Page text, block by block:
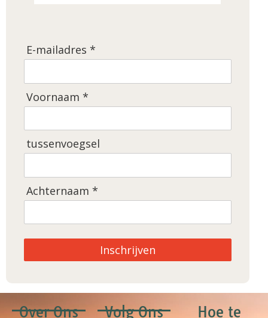
E-mailadres *
Voornaam *
tussenvoegsel
Achternaam *
Inschrijven
Over Ons Volg Ons
Hoe te